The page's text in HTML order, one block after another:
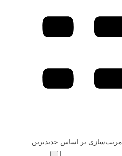
مرتب‌سازی بر اساس جدیدترین